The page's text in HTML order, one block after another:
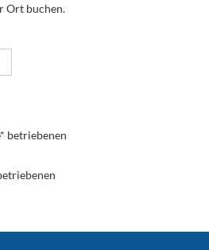
Ort buchen.
betriebenen